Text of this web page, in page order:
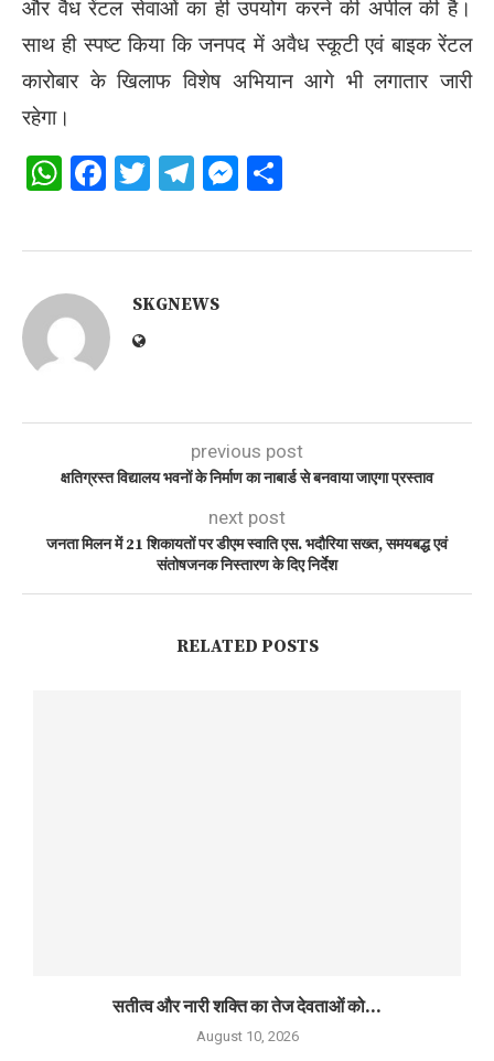
और वैध रेंटल सेवाओं का ही उपयोग करने की अपील की है।
साथ ही स्पष्ट किया कि जनपद में अवैध स्कूटी एवं बाइक रेंटल
कारोबार के खिलाफ विशेष अभियान आगे भी लगातार जारी
रहेगा।
WhatsApp
Facebook
Twitter
Telegram
Messenger
SKGNEWS
previous post
क्षतिग्रस्त विद्यालय भवनों के निर्माण का नाबार्ड से बनवाया जाएगा प्रस्ताव
next post
जनता मिलन में 21 शिकायतों पर डीएम स्वाति एस. भदौरिया सख्त, समयबद्ध एवं
संतोषजनक निस्तारण के दिए निर्देश
RELATED POSTS
सतीत्व और नारी शक्ति का तेज देवताओं को...
August 10, 2026